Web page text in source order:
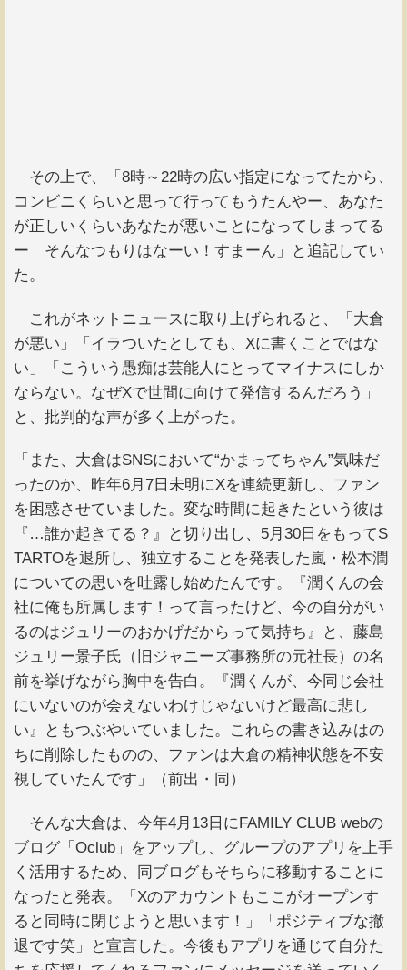
その上で、「8時～22時の広い指定になってたから、
コンビニくらいと思って行ってもうたんやー、あなた
が正しいくらいあなたが悪いことになってしまってる
ー そんなつもりはなーい！すまーん」と追記してい
た。
これがネットニュースに取り上げられると、「大倉
が悪い」「イラついたとしても、Xに書くことではな
い」「こういう愚痴は芸能人にとってマイナスにしか
ならない。なぜXで世間に向けて発信するんだろう」
と、批判的な声が多く上がった。
「また、大倉はSNSにおいて“かまってちゃん”気味だ
ったのか、昨年6月7日未明にXを連続更新し、ファン
を困惑させていました。変な時間に起きたという彼は
『…誰か起きてる？』と切り出し、5月30日をもってS
TARTOを退所し、独立することを発表した嵐・松本潤
についての思いを吐露し始めたんです。『潤くんの会
社に俺も所属します！って言ったけど、今の自分がい
るのはジュリーのおかげだからって気持ち』と、藤島
ジュリー景子氏（旧ジャニーズ事務所の元社長）の名
前を挙げながら胸中を告白。『潤くんが、今同じ会社
にいないのが会えないわけじゃないけど最高に悲し
い』ともつぶやいていました。これらの書き込みはの
ちに削除したものの、ファンは大倉の精神状態を不安
視していたんです」（前出・同）
そんな大倉は、今年4月13日にFAMILY CLUB webの
ブログ「Oclub」をアップし、グループのアプリを上手
く活用するため、同ブログもそちらに移動することに
なったと発表。「Xのアカウントもここがオープンす
ると同時に閉じようと思います！」「ポジティブな撤
退です笑」と宣言した。今後もアプリを通じて自分た